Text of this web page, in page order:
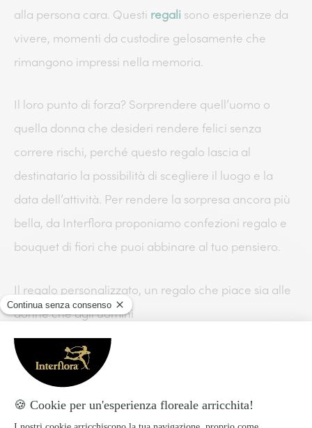
alla persona cara. Questi regali sono esperienze da
vivere, momenti da custodire gelosamente che
rimangono impressi nella memoria.
Il loro punto di forza? Sorprendere quell’uomo o
quella donna che desideri rendere felici senza
correre rischi, perché questo regalo lascia al
destinatario la possibilità di scegliere il luogo e la
data dell’attività. Per rendere la sorpresa ancora più
bella, da Interflora proponiamo confezioni regalo e
bouquet di fiori che puoi abbinare al tuo pensiero.
Il regalo personalizzato, un regalo che piace sia alle
donne che agli uomini